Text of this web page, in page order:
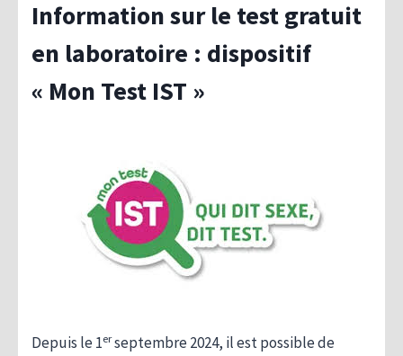
Information sur le test gratuit
en laboratoire : dispositif
« Mon Test IST »
Depuis le 1erseptembre 2024, il est possible de